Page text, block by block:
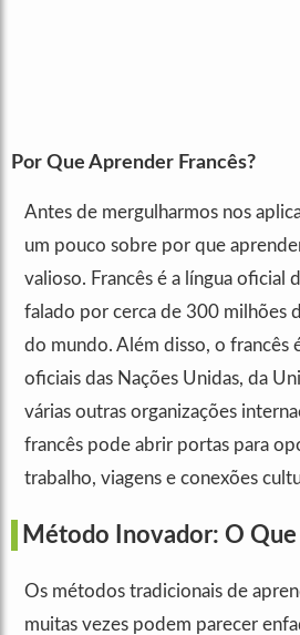
Por Que Aprender Francês?
Antes de mergulharmos nos
um pouco sobre por que
valioso. Francês é a língua oficial
falado por cerca de 300 milhões
do mundo. Além disso, o francês
oficiais das Nações Unidas, da
várias outras organizações
francês pode abrir portas para
trabalho, viagens e conexões
Método Inovador: O Que
Os métodos tradicionais de
muitas vezes podem parecer